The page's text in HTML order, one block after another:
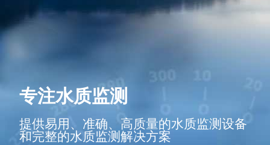
专注水质监测
提供易用、准确、高质量的水质监测设备
和完整的水质监测解决方案